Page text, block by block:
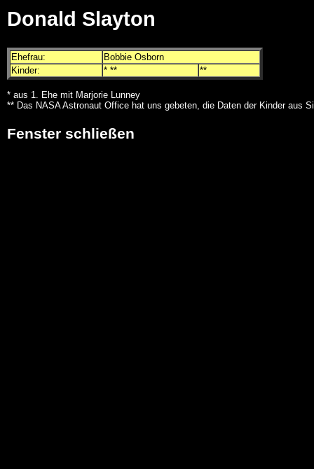
Donald Slayton
Ehefrau:
Bobbie Osborn
Kinder:
* ** **
* aus 1. Ehe mit Marjorie Lunney
** Das NASA Astronaut Office hat uns gebeten, die Daten der Kinder aus
Fenster schließen